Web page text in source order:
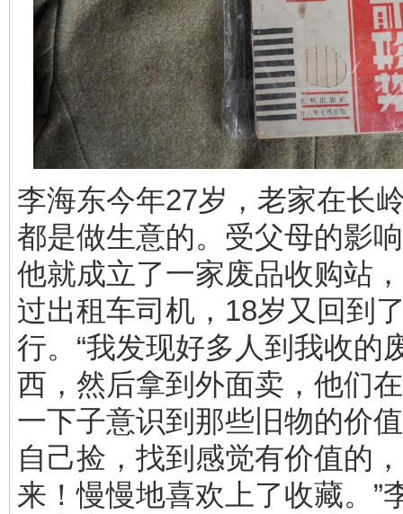
李海东今年27岁，老家在长
都是做生意的。受父母的影
他就成立了一家废品收购站
过出租车司机，18岁又回到
行。“我发现好多人到我收的
西，然后拿到外面卖，他们
一下子意识到那些旧物的价
自己捡，找到感觉有价值的
来！慢慢地喜欢上了收藏。”